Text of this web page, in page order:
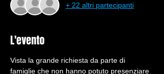
+ 22 altri partecipanti
L'evento
Vista la grande richiesta da parte di
famiglie che non hanno potuto presenziare